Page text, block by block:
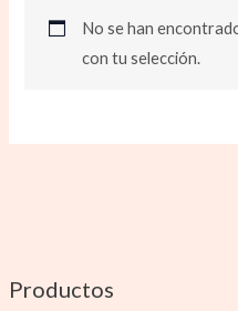
Productos
No se han
con tu selección.